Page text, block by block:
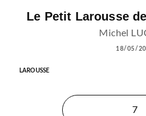
Le Petit Larousse
Michel
18/05/
LAROUSSE
7